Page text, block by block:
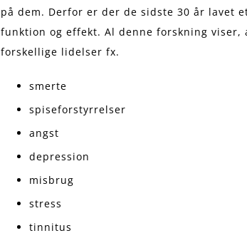
på dem. Derfor er der de sidste 30 år lavet
funktion og effekt. Al denne forskning
forskellige lidelser fx.
smerte
spiseforstyrrelser
angst
depression
misbrug
stress
tinnitus